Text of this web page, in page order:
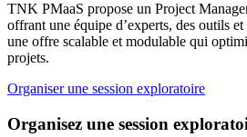
TNK PMaaS propose un Project
offrant une équipe d’experts, des outils
une offre scalable et modulable qui
projets.
Organiser une session exploratoire
Organisez une session